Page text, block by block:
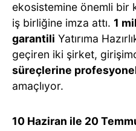
ekosistemine önemli bir
iş birliğine imza attı. 1
garantili Yatırıma
geçiren iki şirket,
süreçlerine
amaçlıyor.
10 Haziran ile 20